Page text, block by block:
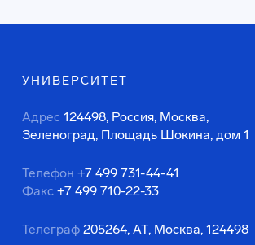
УНИВЕРСИТЕТ
Адрес 124498, Россия, Москва,
Зеленоград, Площадь Шокина, дом 1
Телефон +7 499 731-44-41
Факс +7 499 710-22-33
Телеграф 205264, АТ, Москва, 124498